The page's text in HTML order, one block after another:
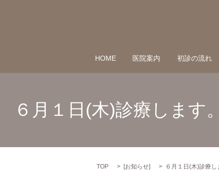
HOME 医院案内 初診の流れ
６月１日(木)診療しま
TOP [お知らせ] ６月１日(木)診療